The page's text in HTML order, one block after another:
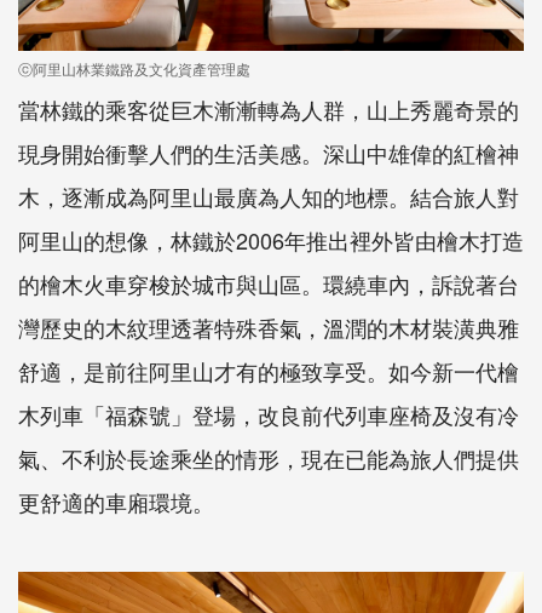
ⓒ阿里山林業鐵路及文化資產管理處
當林鐵的乘客從巨木漸漸轉為人群，山上秀麗奇景的
現身開始衝擊人們的生活美感。深山中雄偉的紅檜神
木，逐漸成為阿里山最廣為人知的地標。結合旅人對
阿里山的想像，林鐵於2006年推出裡外皆由檜木打造
的檜木火車穿梭於城市與山區。環繞車內，訴說著台
灣歷史的木紋理透著特殊香氣，溫潤的木材裝潢典雅
舒適，是前往阿里山才有的極致享受。如今新一代檜
木列車「福森號」登場，改良前代列車座椅及沒有冷
氣、不利於長途乘坐的情形，現在已能為旅人們提供
更舒適的車廂環境。